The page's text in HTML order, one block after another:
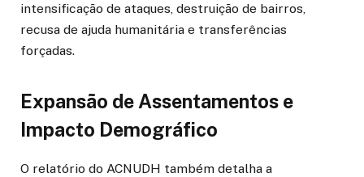
intensificação de ataques, destruição de bairros,
recusa de ajuda humanitária e transferências
forçadas.
Expansão de Assentamentos e
Impacto Demográfico
O relatório do ACNUDH também detalha a